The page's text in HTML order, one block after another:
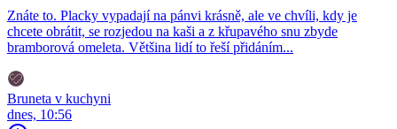
Znáte to. Placky vypadají na pánvi krásně, ale ve chvíli, kdy je
chcete obrátit, se rozjedou na kaši a z křupavého snu zbyde
bramborová omeleta. Většina lidí to řeší přidáním...
Bruneta v kuchyni
dnes, 10:56